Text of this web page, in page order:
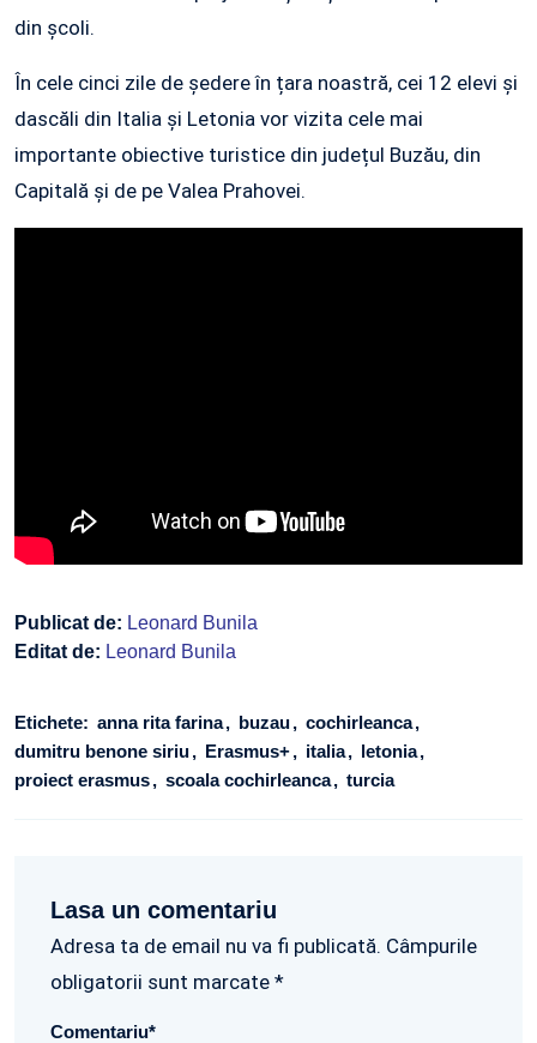
din școli.
În cele cinci zile de ședere în țara noastră, cei 12 elevi și
dascăli din Italia și Letonia vor vizita cele mai
importante obiective turistice din județul Buzău, din
Capitală și de pe Valea Prahovei.
Publicat de: Leonard Bunila
Editat de: Leonard Bunila
Etichete: anna rita farina buzau cochirleanca
dumitru benone siriu Erasmus+ italia letonia
proiect erasmus scoala cochirleanca turcia
Lasa un comentariu
Adresa ta de email nu va fi publicată. Câmpurile
obligatorii sunt marcate *
Comentariu*